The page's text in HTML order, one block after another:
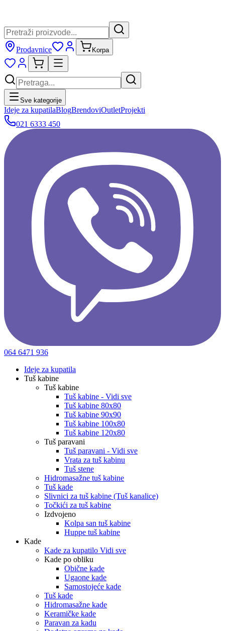
Prodavnice Korpa
Sve kategorije
Ideje za kupatilaBlogBrendoviOutletProjekti
021 6333 450
064 6471 936
Ideje za kupatila
Tuš kabine
Tuš kabine
Tuš kabine - Vidi sve
Tuš kabine 80x80
Tuš kabine 90x90
Tuš kabine 100x80
Tuš kabine 120x80
Tuš paravani
Tuš paravani - Vidi sve
Vrata za tuš kabinu
Tuš stene
Hidromasažne tuš kabine
Tuš kade
Slivnici za tuš kabine (Tuš kanalice)
Točkići za tuš kabine
Izdvojeno
Kolpa san tuš kabine
Huppe tuš kabine
Kade
Kade za kupatilo Vidi sve
Kade po obliku
Obične kade
Ugaone kade
Samostojeće kade
Tuš kade
Hidromasažne kade
Keramičke kade
Paravan za kadu